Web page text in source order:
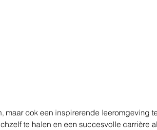
maar ook een inspirerende leeromgeving
te halen en een succesvolle carrière